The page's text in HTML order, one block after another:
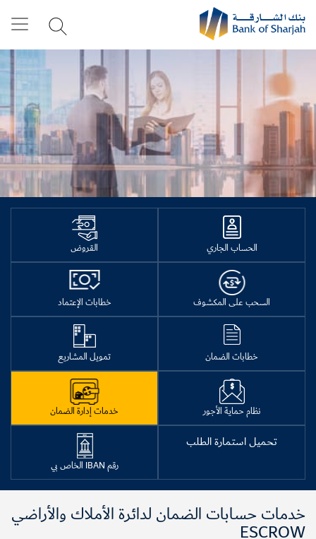
الحساب الجاري القروض
السحب على المكشوف خطابات الإعتماد
خطابات الضمان تمويل المشاريع
نظام حماية الأجور خدمات إدارة الضمان
تحميل استمارة الطلب
رقم IBAN الخاص بي
خدمات حسابات الضمان لدائرة الأملاك والأراضي
ESCROW